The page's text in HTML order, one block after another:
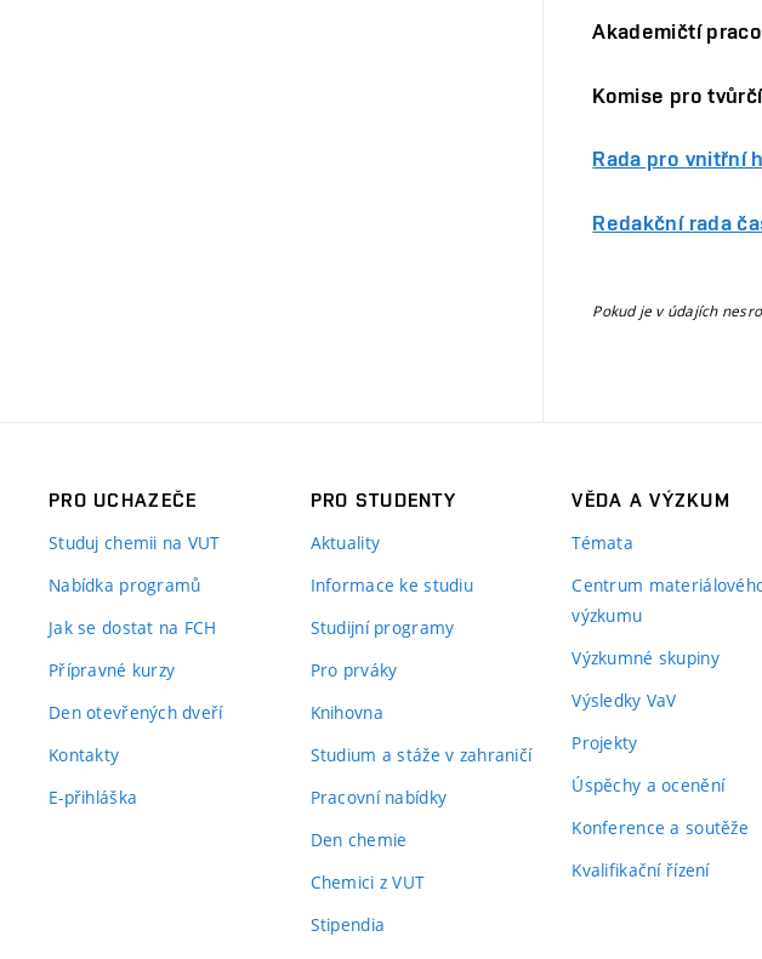
Akademičtí
Komise pro
Rada pro vnitřní
Redakční rada
Pokud je v údajích
PRO UCHAZEČE
Studuj chemii na VUT
Nabídka programů
Jak se dostat na FCH
Přípravné kurzy
Den otevřených dveří
Kontakty
E-přihláška
PRO STUDENTY
Aktuality
Informace ke studiu
Studijní programy
Pro prváky
Knihovna
Studium a stáže v zahraničí
Pracovní nabídky
Den chemie
Chemici z VUT
Stipendia
VĚDA A VÝZKUM
Témata
Centrum
výzkumu
Výzkumné skupiny
Výsledky VaV
Projekty
Úspěchy a ocenění
Konference a soutěže
Kvalifikační řízení